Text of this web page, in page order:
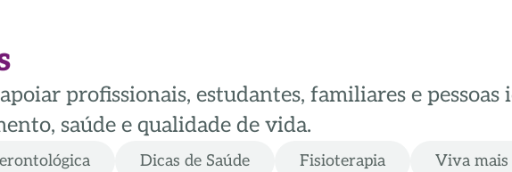
profissionais, estudantes, familiares e
saúde e qualidade de vida.
Dicas de Saúde Fisioterapia Viva mais